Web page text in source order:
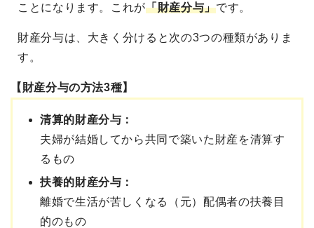
ことになります。これが「財産分与」です。
財産分与は、大きく分けると次の3つの種類がありま
す。
【財産分与の方法3種】
清算的財産分与：
夫婦が結婚してから共同で築いた財産を清算す
るもの
扶養的財産分与：
離婚で生活が苦しくなる（元）配偶者の扶養目
的のもの